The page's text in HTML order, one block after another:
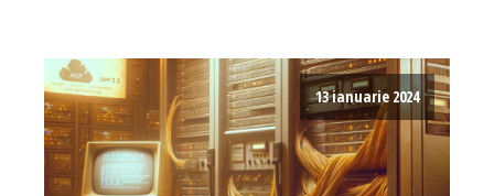
13 ianuarie 2024